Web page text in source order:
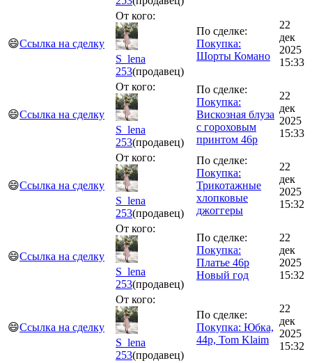
😄Ссылка на сделку
От кого:
S_lena
253(продавец)
По сделке:
Покупка:
Шорты Комано
22
дек
2025
15:33
😄Ссылка на сделку
От кого:
S_lena
253(продавец)
По сделке:
Покупка:
Вискозная блуза
с гороховым
принтом 46р
22
дек
2025
15:33
😄Ссылка на сделку
От кого:
S_lena
253(продавец)
По сделке:
Покупка:
Трикотажные
хлопковые
джоггеры
22
дек
2025
15:32
😄Ссылка на сделку
От кого:
S_lena
253(продавец)
По сделке:
Покупка:
Платье 46р
Новый год
22
дек
2025
15:32
😄Ссылка на сделку
От кого:
S_lena
253(продавец)
По сделке:
Покупка: Юбка,
44р, Tom Klaim
22
дек
2025
15:32